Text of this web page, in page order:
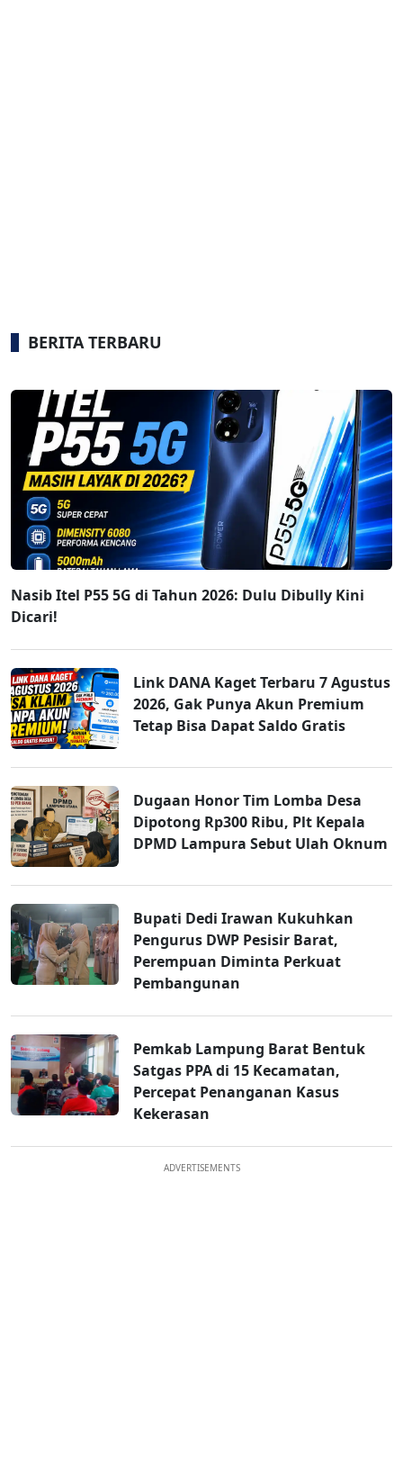
BERITA TERBARU
Nasib Itel P55 5G di Tahun 2026: Dulu Dibully Kini
Dicari!
Link DANA Kaget Terbaru 7 Agustus
2026, Gak Punya Akun Premium
Tetap Bisa Dapat Saldo Gratis
Dugaan Honor Tim Lomba Desa
Dipotong Rp300 Ribu, Plt Kepala
DPMD Lampura Sebut Ulah Oknum
Bupati Dedi Irawan Kukuhkan
Pengurus DWP Pesisir Barat,
Perempuan Diminta Perkuat
Pembangunan
Pemkab Lampung Barat Bentuk
Satgas PPA di 15 Kecamatan,
Percepat Penanganan Kasus
Kekerasan
ADVERTISEMENTS